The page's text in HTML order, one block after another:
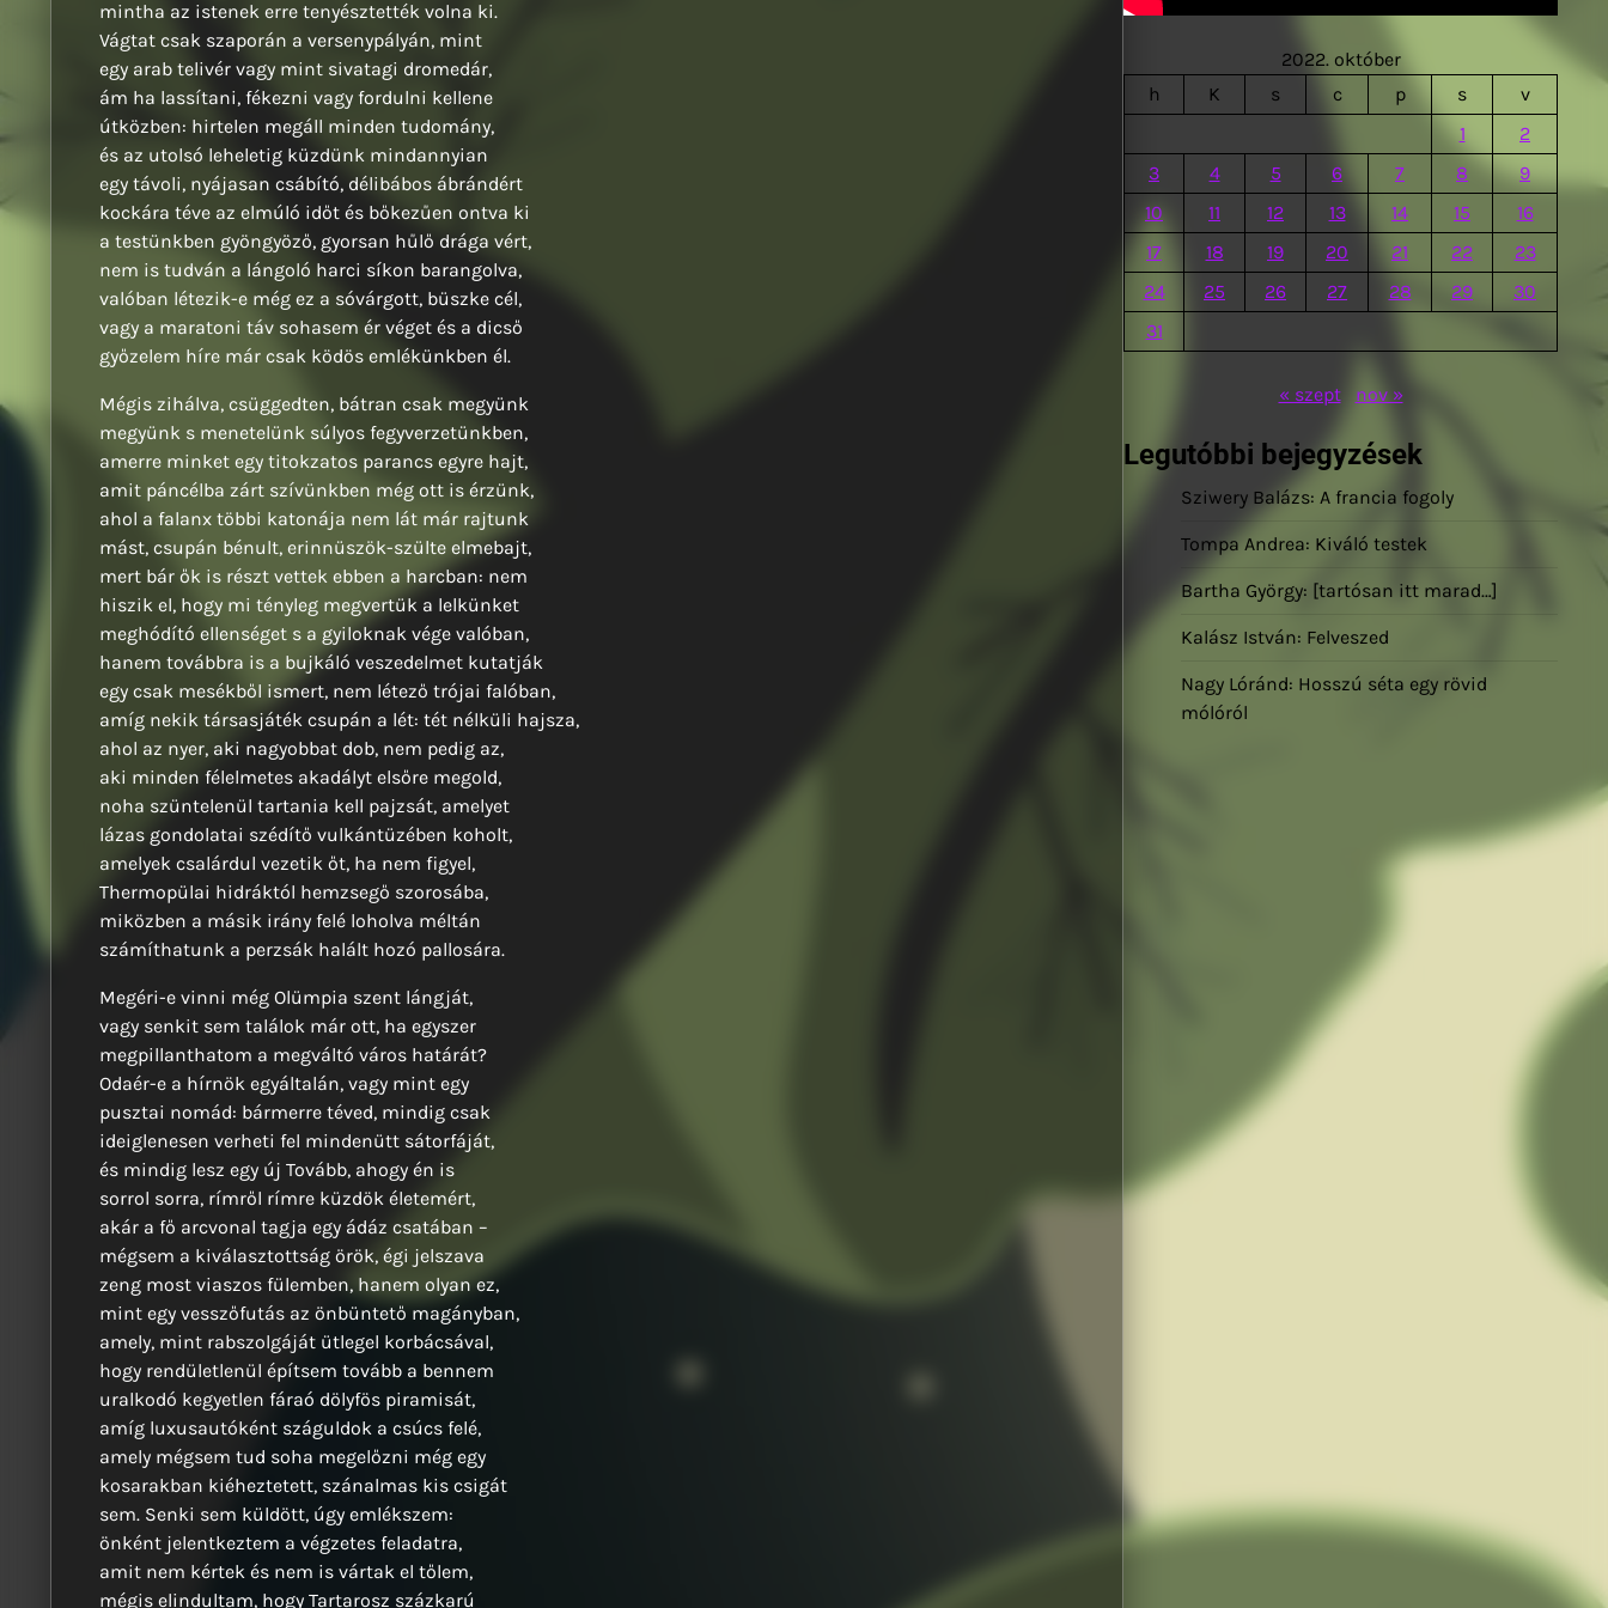
mintha az istenek erre tenyésztették volna ki.
Vágtat csak szaporán a versenypályán, mint
egy arab telivér vagy mint sivatagi dromedár,
ám ha lassítani, fékezni vagy fordulni kellene
útközben: hirtelen megáll minden tudomány,
és az utolsó leheletig küzdünk mindannyian
egy távoli, nyájasan csábító, délibábos ábrándért
kockára téve az elmúló időt és bőkezűen ontva ki
a testünkben gyöngyöző, gyorsan hűlő drága vért,
nem is tudván a lángoló harci síkon barangolva,
valóban létezik-e még ez a sóvárgott, büszke cél,
vagy a maratoni táv sohasem ér véget és a dicső
győzelem híre már csak ködös emlékünkben él.
Mégis zihálva, csüggedten, bátran csak megyünk
megyünk s menetelünk súlyos fegyverzetünkben,
amerre minket egy titokzatos parancs egyre hajt,
amit páncélba zárt szívünkben még ott is érzünk,
ahol a falanx többi katonája nem lát már rajtunk
mást, csupán bénult, erinnüszök-szülte elmebajt,
mert bár ők is részt vettek ebben a harcban: nem
hiszik el, hogy mi tényleg megvertük a lelkünket
meghódító ellenséget s a gyiloknak vége valóban,
hanem továbbra is a bujkáló veszedelmet kutatják
egy csak mesékből ismert, nem létező trójai falóban,
amíg nekik társasjáték csupán a lét: tét nélküli hajsza,
ahol az nyer, aki nagyobbat dob, nem pedig az,
aki minden félelmetes akadályt elsőre megold,
noha szüntelenül tartania kell pajzsát, amelyet
lázas gondolatai szédítő vulkántüzében koholt,
amelyek csalárdul vezetik őt, ha nem figyel,
Thermopülai hidráktól hemzsegő szorosába,
miközben a másik irány felé loholva méltán
számíthatunk a perzsák halált hozó pallosára.
Megéri-e vinni még Olümpia szent lángját,
vagy senkit sem találok már ott, ha egyszer
megpillanthatom a megváltó város határát?
Odaér-e a hírnök egyáltalán, vagy mint egy
pusztai nomád: bármerre téved, mindig csak
ideiglenesen verheti fel mindenütt sátorfáját,
és mindig lesz egy új Tovább, ahogy én is
sorrol sorra, rímről rímre küzdök életemért,
akár a fő arcvonal tagja egy ádáz csatában –
mégsem a kiválasztottság örök, égi jelszava
zeng most viaszos fülemben, hanem olyan ez,
mint egy vesszőfutás az önbüntető magányban,
amely, mint rabszolgáját ütlegel korbácsával,
hogy rendületlenül építsem tovább a bennem
uralkodó kegyetlen fáraó dölyfös piramisát,
amíg luxusautóként száguldok a csúcs felé,
amely mégsem tud soha megelőzni még egy
kosarakban kiéheztetett, szánalmas kis csigát
sem. Senki sem küldött, úgy emlékszem:
önként jelentkeztem a végzetes feladatra,
amit nem kértek és nem is vártak el tőlem,
mégis elindultam, hogy Tartarosz százkarú
2022. október
h
K s c p s
v
1
2
3
4 5 6 7 8
9
10
11 12 13 14 15
16
17
18 19 20 21 22
23
24
25 26 27 28 29
30
31
« szept nov »
Legutóbbi bejegyzések
Sziwery Balázs: A francia fogoly
Tompa Andrea: Kiváló testek
Bartha György: [tartósan itt marad…]
Kalász István: Felveszed
Nagy Lóránd: Hosszú séta egy rövid
mólóról